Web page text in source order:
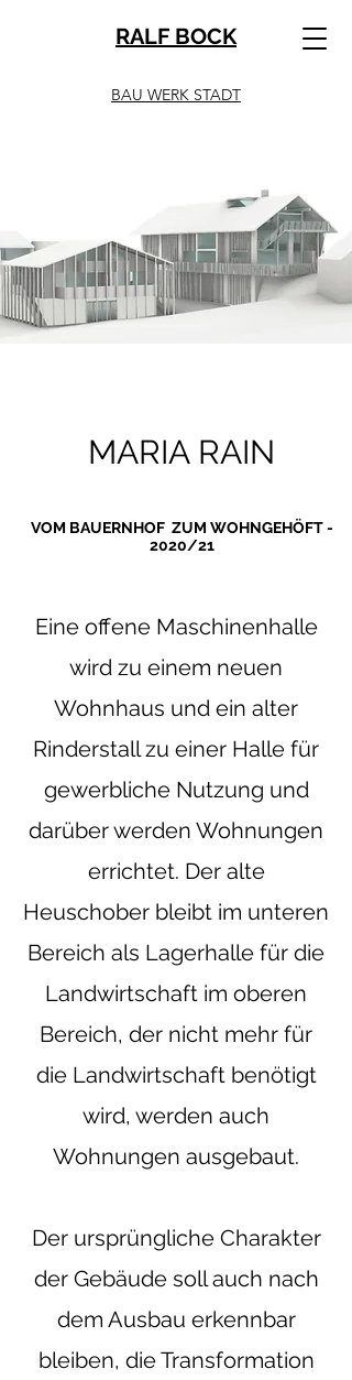
RALF BOCK
BAU WERK STADT
MARIA RAIN
VOM BAUERNHOF ZUM WOHNGEHÖFT -
2020/21
Eine offene Maschinenhalle
wird zu einem neuen
Wohnhaus und ein alter
Rinderstall zu einer Halle für
gewerbliche Nutzung und
darüber werden Wohnungen
errichtet. Der alte
Heuschober bleibt im unteren
Bereich als Lagerhalle für die
Landwirtschaft im oberen
Bereich, der nicht mehr für
die Landwirtschaft benötigt
wird, werden auch
Wohnungen ausgebaut.
Der ursprüngliche Charakter
der Gebäude soll auch nach
dem Ausbau erkennbar
bleiben, die Transformation